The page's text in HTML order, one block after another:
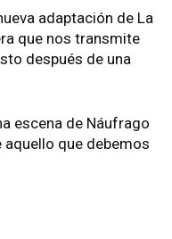
adaptación de La
que nos transmite
después de una
escena de Náufrago
aquello que debemos